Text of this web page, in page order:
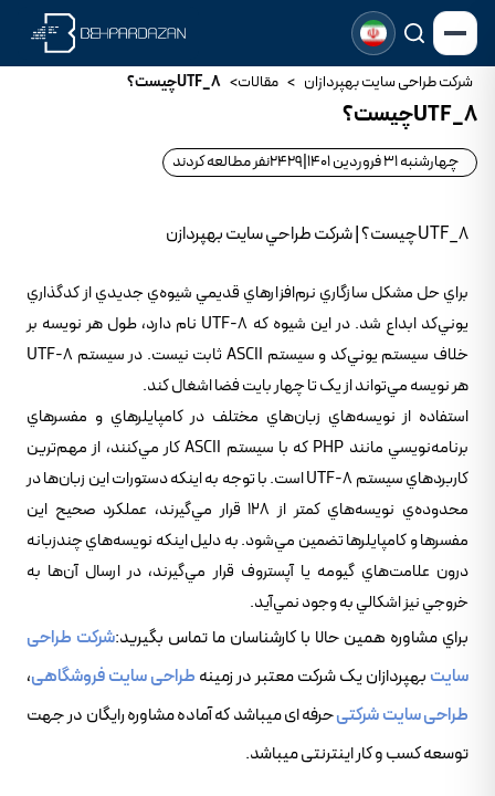
شرکت طراحی سایت بهپردازان > مقالات> UTF_8چيست؟
UTF_8چيست؟
چهارشنبه 31 فروردین 1401 2429نفر مطالعه کردند
UTF_8چيست؟ | شرکت طراحي سايت بهپردازن
براي حل مشکل سازگاري نرم‌افزارهاي قديمي شيوه‌ي جديدي از کدگذاري
يوني‌کد ابداع شد. در اين شيوه که UTF-8 نام دارد، طول هر نويسه بر
خلاف سيستم يوني‌کد و سيستم ASCII ثابت نيست. در سيستم UTF-8
هر نويسه مي‌تواند از يک تا چهار بايت فضا اشغال کند.
استفاده از نويسه‌هاي زبان‌هاي مختلف در کامپايلرهاي و مفسرهاي
برنامه‌نويسي مانند PHP که با سيستم ASCII کار مي‌کنند، از مهم‌ترين
کاربردهاي سيستم UTF-8 است. با توجه به اينکه دستورات اين زبان‌ها در
محدوده‌ي نويسه‌هاي کمتر از 128 قرار مي‌گيرند، عملکرد صحيح اين
مفسرها و کامپايلرها تضمين مي‌شود. به دليل اينکه نويسه‌هاي چندزبانه
درون علامت‌هاي گيومه يا آپستروف قرار مي‌گيرند، در ارسال آن‌ها به
خروجي نيز اشکالي به وجود نمي‌آيد.
براي مشاوره همين حالا با کارشناسان ما تماس بگيريد:شرکت طراحی
سایت بهپردازان یک شرکت معتبر در زمینه طراحی سایت فروشگاهی،
طراحی سایت شرکتیحرفه ای میباشد که آماده مشاوره رایگان در جهت
توسعه کسب و کار اینترنتی میباشد.